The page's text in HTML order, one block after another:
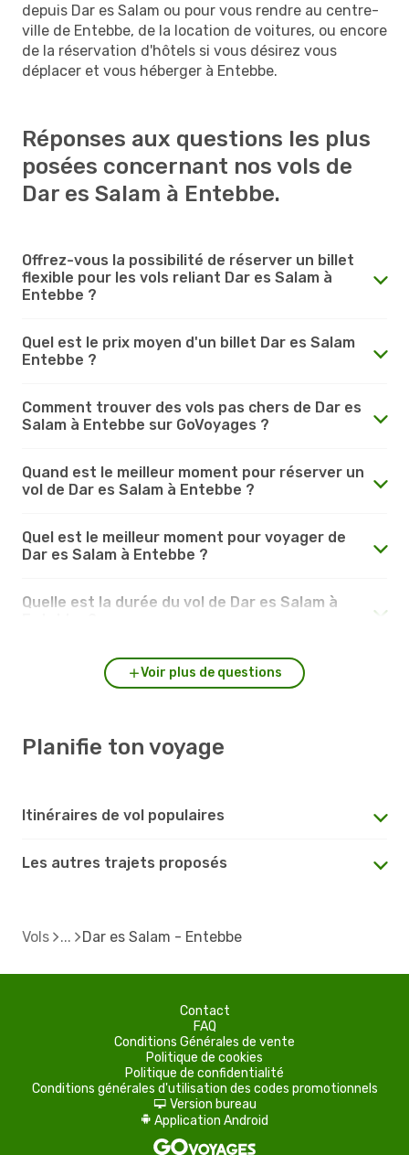
depuis Dar es Salam ou pour vous rendre au centre-
ville de Entebbe, de la location de voitures, ou encore
de la réservation d'hôtels si vous désirez vous
déplacer et vous héberger à Entebbe.
Réponses aux questions les plus
posées concernant nos vols de
Dar es Salam à Entebbe.
Offrez-vous la possibilité de réserver un billet
flexible pour les vols reliant Dar es Salam à
Entebbe ?
Quel est le prix moyen d'un billet Dar es Salam
Entebbe ?
Comment trouver des vols pas chers de Dar es
Salam à Entebbe sur GoVoyages ?
Quand est le meilleur moment pour réserver un
vol de Dar es Salam à Entebbe ?
Quel est le meilleur moment pour voyager de
Dar es Salam à Entebbe ?
Quelle est la durée du vol de Dar es Salam à
Voir plus de questions
Planifie ton voyage
Itinéraires de vol populaires
Les autres trajets proposés
Vols Dar es Salam - Entebbe
Contact
FAQ
Conditions Générales de vente
Politique de cookies
Politique de confidentialité
Conditions générales d'utilisation des codes promotionnels
d Version bureau
A Application Android